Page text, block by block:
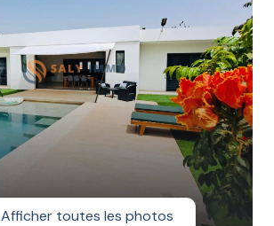
Afficher toutes les photos